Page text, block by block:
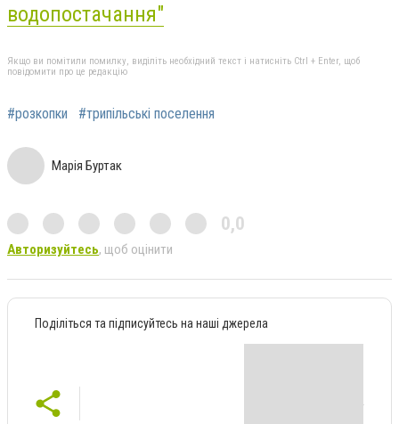
водопостачання"
Якщо ви помітили помилку, виділіть необхідний текст і натисніть Ctrl + Enter, щоб
повідомити про це редакцію
#розкопки #трипільські поселення
Марія Буртак
0,0
Авторизуйтесь, щоб оцінити
Поділіться та підписуйтесь на наші джерела